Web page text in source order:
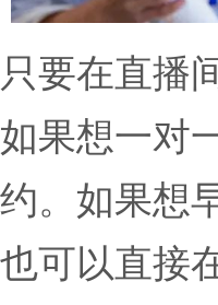
只要在直播
如果想一对
约。如果想
也可以直接